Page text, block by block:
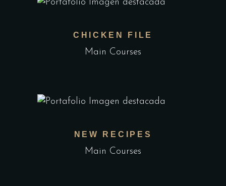
CHICKEN FILE
Main Courses
NEW RECIPES
Main Courses